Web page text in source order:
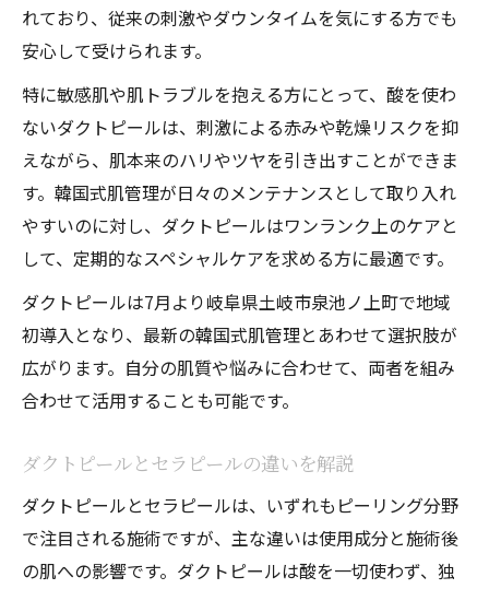
れており、従来の刺激やダウンタイムを気にする方でも
安心して受けられます。
特に敏感肌や肌トラブルを抱える方にとって、酸を使わ
ないダクトピールは、刺激による赤みや乾燥リスクを抑
えながら、肌本来のハリやツヤを引き出すことができま
す。韓国式肌管理が日々のメンテナンスとして取り入れ
やすいのに対し、ダクトピールはワンランク上のケアと
して、定期的なスペシャルケアを求める方に最適です。
ダクトピールは7月より岐阜県土岐市泉池ノ上町で地域
初導入となり、最新の韓国式肌管理とあわせて選択肢が
広がります。自分の肌質や悩みに合わせて、両者を組み
合わせて活用することも可能です。
ダクトピールとセラピールの違いを解説
ダクトピールとセラピールは、いずれもピーリング分野
で注目される施術ですが、主な違いは使用成分と施術後
の肌への影響です。ダクトピールは酸を一切使わず、独